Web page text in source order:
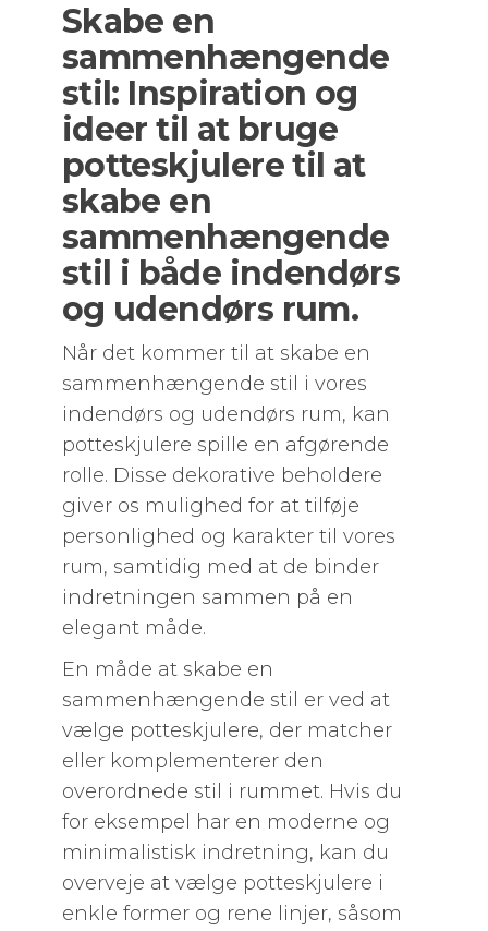
Skabe en
sammenhængende
stil: Inspiration og
ideer til at bruge
potteskjulere til at
skabe en
sammenhængende
stil i både indendørs
og udendørs rum.
Når det kommer til at skabe en
sammenhængende stil i vores
indendørs og udendørs rum, kan
potteskjulere spille en afgørende
rolle. Disse dekorative beholdere
giver os mulighed for at tilføje
personlighed og karakter til vores
rum, samtidig med at de binder
indretningen sammen på en
elegant måde.
En måde at skabe en
sammenhængende stil er ved at
vælge potteskjulere, der matcher
eller komplementerer den
overordnede stil i rummet. Hvis du
for eksempel har en moderne og
minimalistisk indretning, kan du
overveje at vælge potteskjulere i
enkle former og rene linjer, såsom